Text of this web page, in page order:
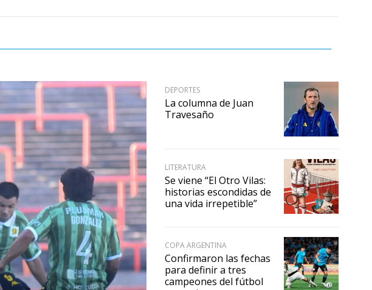
DEPORTES
La columna de Juan
Travesaño
LITERATURA
Se viene “El Otro Vilas:
historias escondidas de
una vida irrepetible”
COPA ARGENTINA
Confirmaron las fechas
para definir a tres
campeones del fútbol